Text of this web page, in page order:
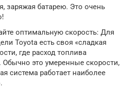
заряжая батарею. Это очень
оптимальную скорость: Для
Toyota есть своя «сладкая
где расход топлива
это умеренные скорости,
система работает наиболее